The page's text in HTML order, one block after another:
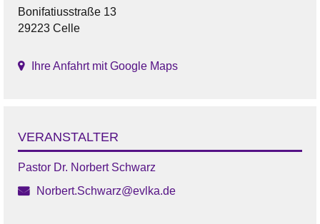
Bonifatiusstraße 13
29223 Celle
Ihre Anfahrt mit Google Maps
VERANSTALTER
Pastor Dr. Norbert Schwarz
Norbert.Schwarz@evlka.de